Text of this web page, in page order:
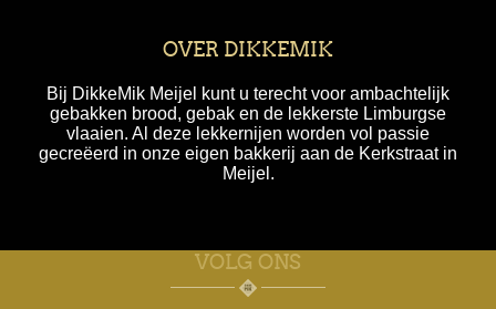
OVER DIKKEMIK
Bij DikkeMik Meijel kunt u terecht voor ambachtelijk
gebakken brood, gebak en de lekkerste Limburgse
vlaaien. Al deze lekkernijen worden vol passie
gecreëerd in onze eigen bakkerij aan de Kerkstraat in
Meijel.
VOLG ONS